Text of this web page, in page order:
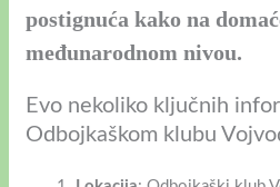
postignuća kako na
međunarodnom nivou.
Evo nekoliko ključnih
Odbojkaškom klubu